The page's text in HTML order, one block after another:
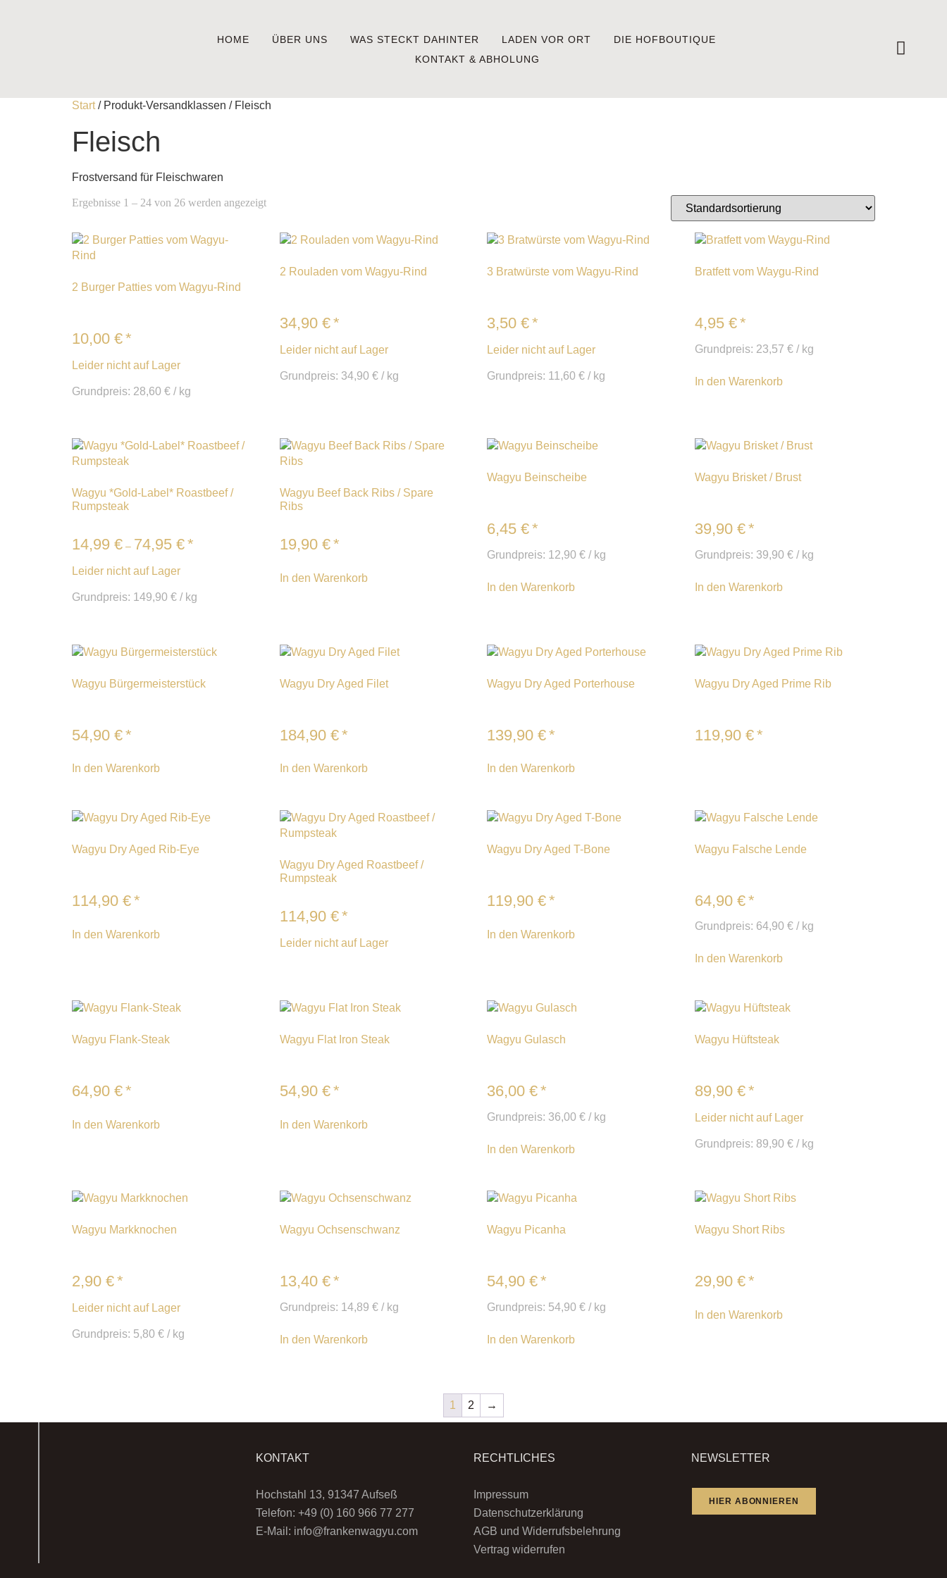
HOME ÜBER UNS WAS STECKT DAHINTER LADEN VOR ORT
DIE HOFBOUTIQUE
KONTAKT & ABHOLUNG
Start/ Produkt-Versandklassen / Fleisch
Fleisch
Frostversand für Fleischwaren
Ergebnisse 1 – 24 von 26 werden angezeigt
2 Burger Patties vom Wagyu-Rind
10,00 €*
Leider nicht auf Lager
Grundpreis: 28,60 € / kg
2 Rouladen vom Wagyu-Rind
34,90 €*
Leider nicht auf Lager
Grundpreis: 34,90 €/ kg
3 Bratwürste vom Wagyu-Rind
3,50€*
Leider nicht auf Lager
Grundpreis: 11,60€ / kg
Bratfett vom Waygu-Rind
4,95€*
Grundpreis: 23,57€ / kg
In den Warenkorb
Wagyu *Gold-Label* Roastbeef /
Rumpsteak
14,99 € – 74,95 €*
Leider nicht auf Lager
Grundpreis: 149,90 € / kg
Wagyu Beef Back Ribs / Spare
Ribs
19,90 €*
In den Warenkorb
Wagyu Beinscheibe
6,45€*
Grundpreis: 12,90€ / kg
In den Warenkorb
Wagyu Brisket / Brust
39,90€*
Grundpreis: 39,90€ / kg
In den Warenkorb
Wagyu Bürgermeisterstück
54,90 €*
In den Warenkorb
Wagyu Dry Aged Filet
184,90 €*
In den Warenkorb
Wagyu Dry Aged Porterhouse
139,90€*
In den Warenkorb
Wagyu Dry Aged Prime Rib
119,90€*
Wagyu Dry Aged Rib-Eye
114,90 €*
In den Warenkorb
Wagyu Dry Aged Roastbeef /
Rumpsteak
114,90 €*
Leider nicht auf Lager
Wagyu Dry Aged T-Bone
119,90€*
In den Warenkorb
Wagyu Falsche Lende
64,90€*
Grundpreis: 64,90€ / kg
In den Warenkorb
Wagyu Flank-Steak
64,90 €*
In den Warenkorb
Wagyu Flat Iron Steak
54,90 €*
In den Warenkorb
Wagyu Gulasch
36,00€*
Grundpreis: 36,00€ / kg
In den Warenkorb
Wagyu Hüftsteak
89,90€*
Leider nicht auf Lager
Grundpreis: 89,90€ / kg
Wagyu Markknochen
2,90 €*
Leider nicht auf Lager
Grundpreis: 5,80 € / kg
Wagyu Ochsenschwanz
13,40 €*
Grundpreis: 14,89 €/ kg
In den Warenkorb
Wagyu Picanha
54,90€*
Grundpreis: 54,90€ / kg
In den Warenkorb
Wagyu Short Ribs
29,90€*
In den Warenkorb
1 2 →
KONTAKT
Hochstahl 13, 91347 Aufseß
Telefon: +49 (0) 160 966 77 277
E-Mail: info@frankenwagyu.com
RECHTLICHES
Impressum
Datenschutzerklärung
AGB und Widerrufsbelehrung
Vertrag widerrufen
NEWSLETTER
HIER ABONNIEREN